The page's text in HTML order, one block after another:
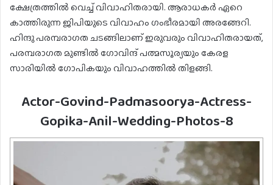
ക്ഷേത്രത്തിൽ വെച്ച് വിവാഹിതരായി. ആരാധകർ ഏറെ
കാത്തിരുന്ന ജിപിയുടെ വിവാഹം ഗംഭീരമായി അരങ്ങേറി.
ഹിന്ദു പരമ്പരാഗത ചടങ്ങിലാണ് ഇരുവരും വിവാഹിതരായത്,
പരമ്പരാഗത മുണ്ടിൽ ഗോവിന്ദ് പത്മസൂര്യയും കേരള
സാരിയിൽ ഗോപികയും വിവാഹത്തിൽ തിളങ്ങി.
Actor-Govind-Padmasoorya-Actress-
Gopika-Anil-Wedding-Photos-8